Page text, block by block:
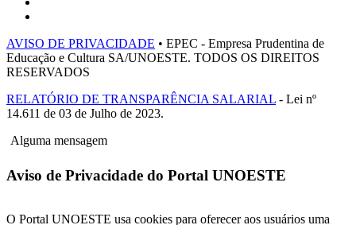
AVISO DE PRIVACIDADE • EPEC - Empresa Prudentina de
Educação e Cultura SA/UNOESTE. TODOS OS DIREITOS
RESERVADOS
RELATÓRIO DE TRANSPARÊNCIA SALARIAL - Lei nº
14.611 de 03 de Julho de 2023.
Alguma mensagem
Aviso de Privacidade do Portal UNOESTE
O Portal UNOESTE usa cookies para oferecer aos usuários uma